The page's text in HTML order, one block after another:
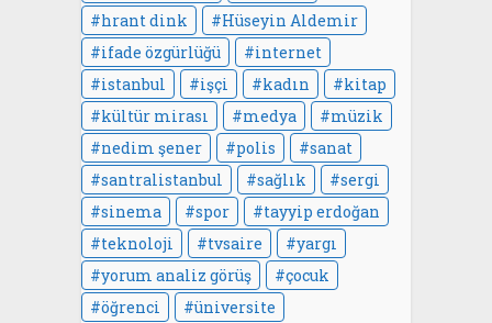
hrant dink
Hüseyin Aldemir
ifade özgürlüğü
internet
istanbul
işçi kadın
kitap
kültür mirası
medya
müzik
nedim şener
polis
sanat
santralistanbul
sağlık
sergi
sinema
spor
tayyip erdoğan
teknoloji
tvsaire
yargı
yorum analiz görüş
çocuk
öğrenci
üniversite